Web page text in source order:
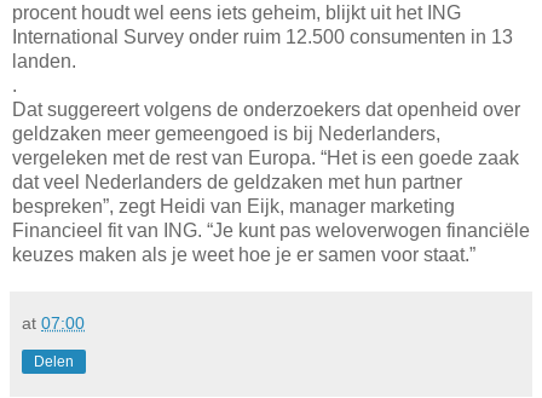
procent houdt wel eens iets geheim, blijkt uit het ING
International Survey onder ruim 12.500 consumenten in 13
landen.
.
Dat suggereert volgens de onderzoekers dat openheid over
geldzaken meer gemeengoed is bij Nederlanders,
vergeleken met de rest van Europa. “Het is een goede zaak
dat veel Nederlanders de geldzaken met hun partner
bespreken”, zegt Heidi van Eijk, manager marketing
Financieel fit van ING. “Je kunt pas weloverwogen financiële
keuzes maken als je weet hoe je er samen voor staat.”
at 07:00
Delen